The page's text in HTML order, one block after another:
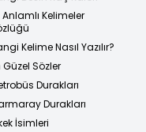
Anlamlı Kelimeler
Kelime Nasıl Yazılır?
Güzel Sözler
Durakları
Durakları
İsimleri